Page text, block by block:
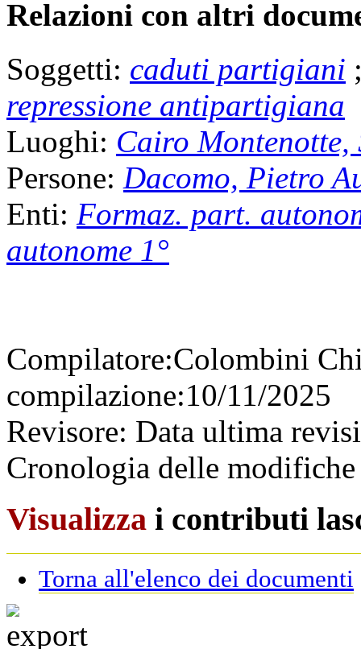
Relazioni con altri
Soggetti: caduti partigiani
repressione antipartigiana
Luoghi: Cairo Montenotte,
Persone: Dacomo, Pietro
Enti: Formaz. part.
autonome 1°
Compilatore:Colombini
compilazione:10/11/2025
Revisore: Data ultima
Cronologia delle
Visualizza i contributi
Torna all'elenco dei documenti